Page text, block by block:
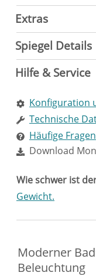
Moderner
Beleuchtung
Extras
Spiegel Details
Hilfe & Service
Konfiguration
Technische
Häufige Fragen
Download
Wie schwer ist
Gewicht.